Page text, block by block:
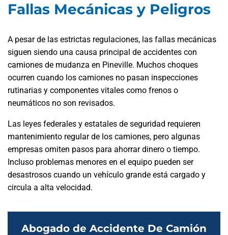
Fallas Mecánicas y Peligros
A pesar de las estrictas regulaciones, las fallas mecánicas
siguen siendo una causa principal de accidentes con
camiones de mudanza en Pineville. Muchos choques
ocurren cuando los camiones no pasan inspecciones
rutinarias y componentes vitales como frenos o
neumáticos no son revisados.
Las leyes federales y estatales de seguridad requieren
mantenimiento regular de los camiones, pero algunas
empresas omiten pasos para ahorrar dinero o tiempo.
Incluso problemas menores en el equipo pueden ser
desastrosos cuando un vehículo grande está cargado y
circula a alta velocidad.
Abogado de Accidente De Camión